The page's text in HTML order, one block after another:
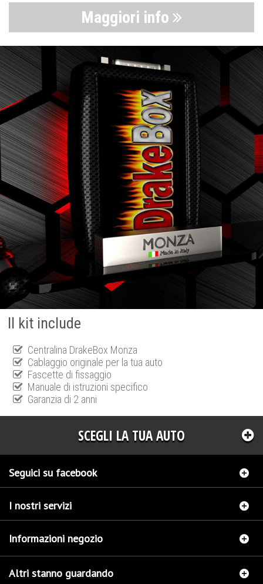
Maggiori info
Il kit include
Centralina DrakeBox Monza
Cablaggio originale per la tua auto
Fascette di fissaggio
Manuale di istruzioni specifico
Garanzia di 2 anni
SCEGLI LA TUA AUTO
Seguici su facebook
I nostri servizi
Informazioni negozio
Altri stanno guardando